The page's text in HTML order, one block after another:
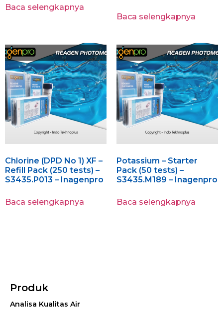
Baca selengkapnya
Baca selengkapnya
Chlorine (DPD No 1) XF –
Refill Pack (250 tests) –
S3435.P013 – Inagenpro
Baca selengkapnya
Potassium – Starter
Pack (50 tests) –
S3435.M189 – Inagenpro
Baca selengkapnya
Produk
Analisa Kualitas Air